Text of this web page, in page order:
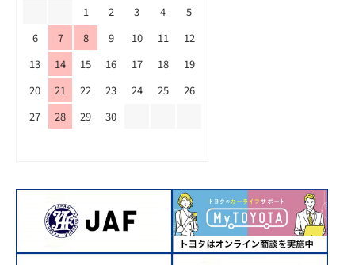
1
2 3 4
5
6
7 8 9 10 11
12
13
14 15 16 17 18
19
20
21 22 23 24 25
26
27
28 29 30